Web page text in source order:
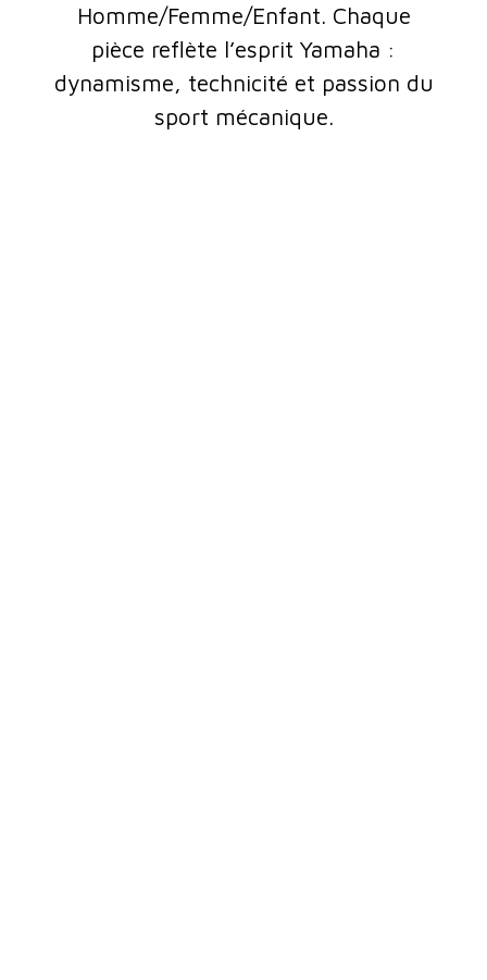
Homme/Femme/Enfant. Chaque
pièce reflète l’esprit Yamaha :
dynamisme, technicité et passion du
sport mécanique.